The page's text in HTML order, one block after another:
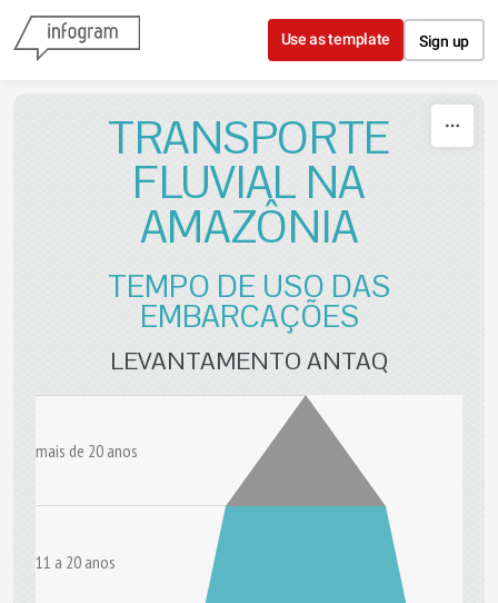
Skip to content
Use as template Sign up
TRANSPORTE
FLUVIAL NA
AMAZÔNIA
TEMPO DE USO DAS
EMBARCAÇÕES
LEVANTAMENTO ANTAQ
mais de 20 anos
11 a 20 anos